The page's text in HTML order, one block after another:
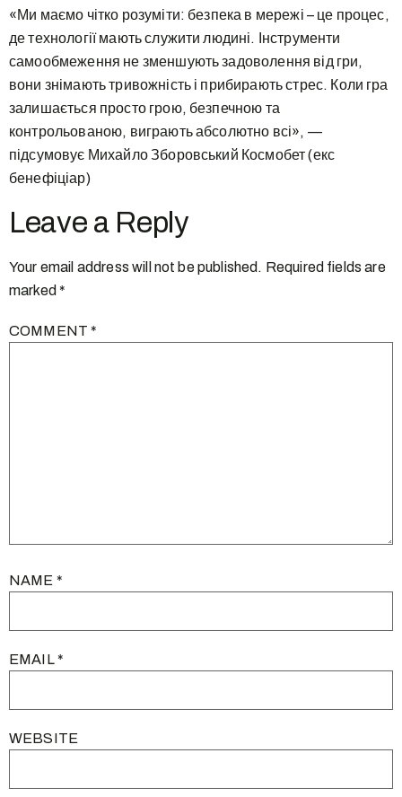
«Ми маємо чітко розуміти: безпека в мережі – це процес,
де технології мають служити людині. Інструменти
самообмеження не зменшують задоволення від гри,
вони знімають тривожність і прибирають стрес. Коли гра
залишається просто грою, безпечною та
контрольованою, виграють абсолютно всі», —
підсумовує Михайло Зборовський Космобет (екс
бенефіціар)
Leave a Reply
Your email address will not be published. Required fields are
marked*
COMMENT*
NAME *
EMAIL*
WEBSITE